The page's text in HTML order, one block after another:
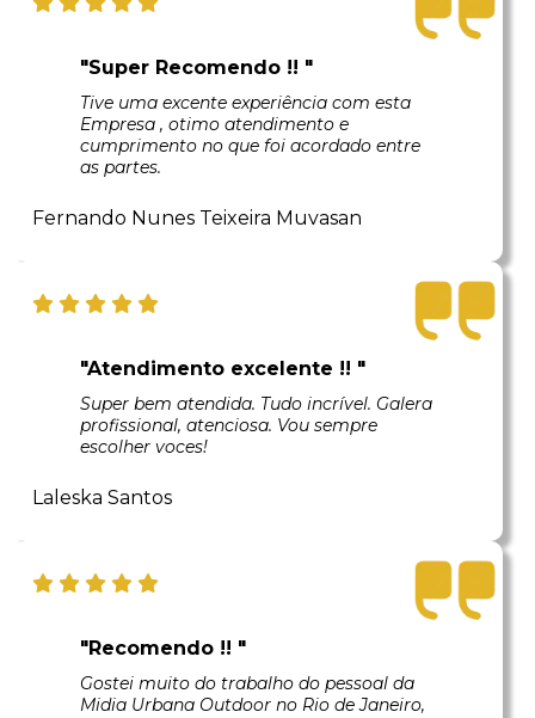
"Super Recomendo !! "
Tive uma excente experiência com esta
Empresa , otimo atendimento e
cumprimento no que foi acordado entre
as partes.
Fernando Nunes Teixeira Muvasan
"Atendimento excelente !! "
Super bem atendida. Tudo incrível. Galera
profissional, atenciosa. Vou sempre
escolher voces!
Laleska Santos
"Recomendo !! "
Gostei muito do trabalho do pessoal da
Midia Urbana Outdoor no Rio de Janeiro,